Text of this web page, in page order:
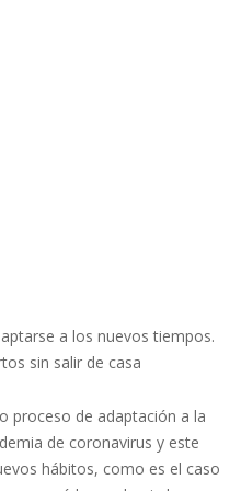
a los nuevos tiempos.
sin salir de casa
proceso de adaptación a la
de coronavirus y este
hábitos, como es el caso